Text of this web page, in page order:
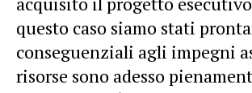
questo caso siamo stati
conseguenziali agli impegni
risorse sono adesso